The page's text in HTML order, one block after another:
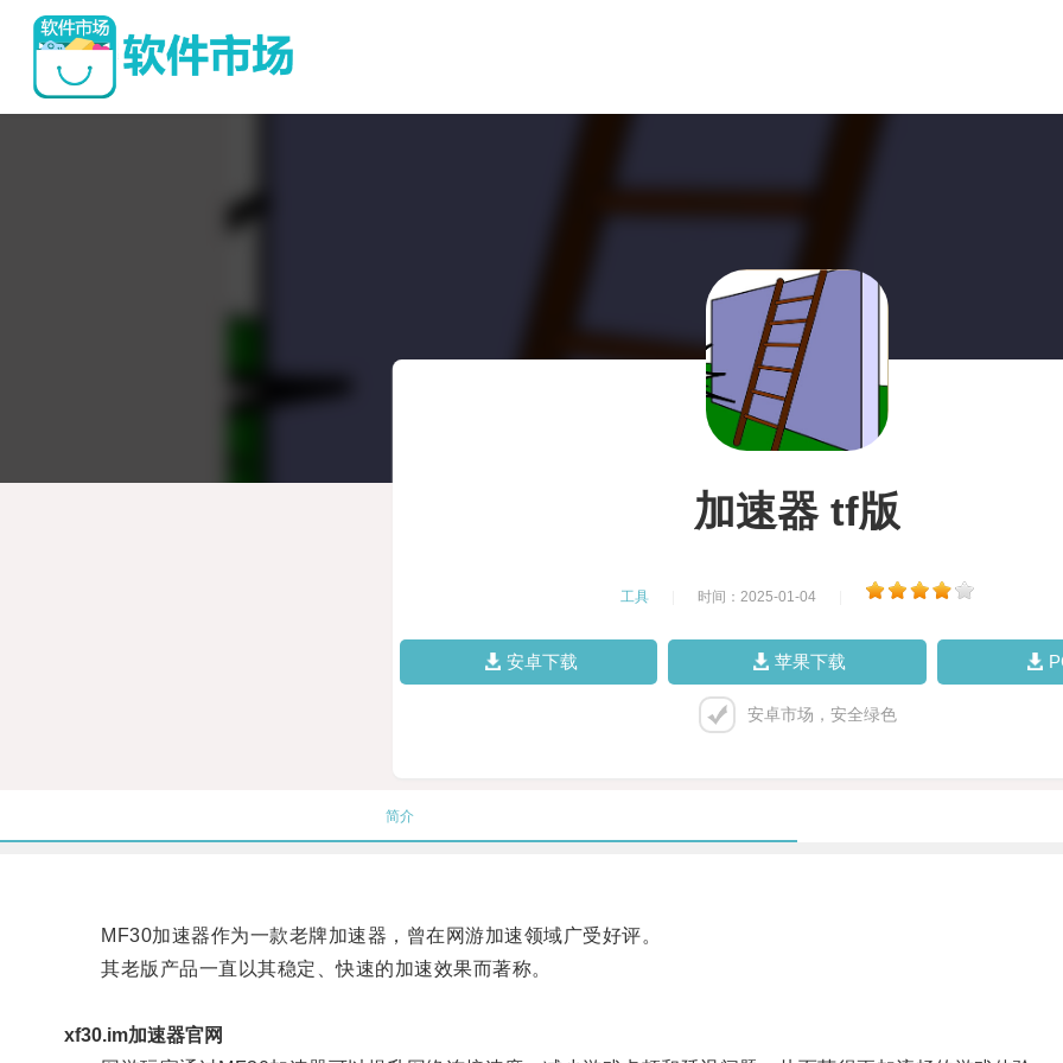
加速器 tf版
工具 时间：2025-01-04
安卓下载 苹果下载
安卓市场，安全绿色
简介
MF30加速器作为一款老牌加速器，曾在网游加速领域广受好评。
其老版产品一直以其稳定、快速的加速效果而著称。
xf30.im加速器官网